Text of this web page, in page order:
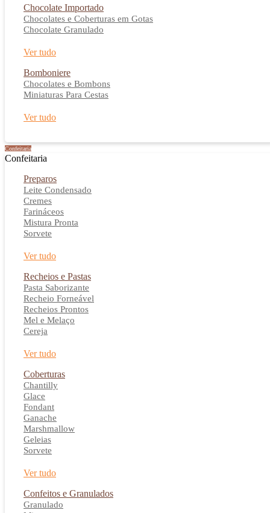
Chocolate Importado
Chocolates e Coberturas em Gotas
Chocolate Granulado
Ver tudo
Bomboniere
Chocolates e Bombons
Miniaturas Para Cestas
Ver tudo
Confeitaria
Confeitaria
Preparos
Leite Condensado
Cremes
Farináceos
Mistura Pronta
Sorvete
Ver tudo
Recheios e Pastas
Pasta Saborizante
Recheio Forneável
Recheios Prontos
Mel e Melaço
Cereja
Ver tudo
Coberturas
Chantilly
Glace
Fondant
Ganache
Marshmallow
Geleias
Sorvete
Ver tudo
Confeitos e Granulados
Granulado